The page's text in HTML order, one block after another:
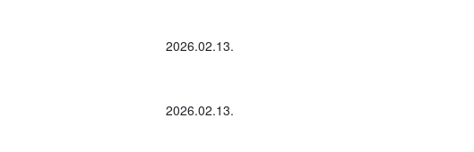
2026.02.13.
2026.02.13.